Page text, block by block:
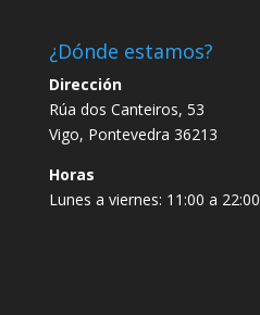
¿Dónde estamos?
Dirección
Rúa dos Canteiros, 53
Vigo, Pontevedra 36213
Horas
Lunes a viernes: 11:00 a 22:00